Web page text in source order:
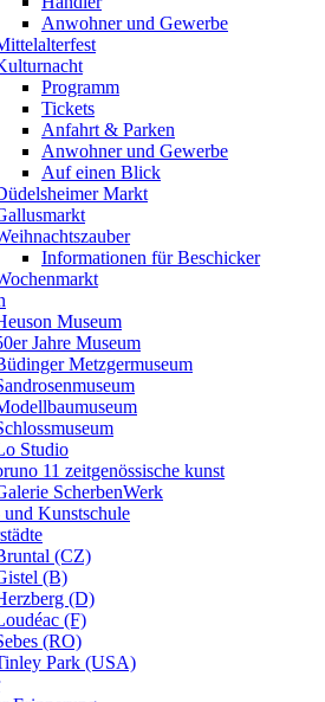
Anwohner und Gewerbe
Programm
Tickets
Anfahrt & Parken
Anwohner und Gewerbe
Auf einen Blick
Markt
Informationen für Beschicker
Museum
Jahre Museum
Metzgermuseum
Studio
11 zeitgenössische kunst
ScherbenWerk
Kunstschule
(CZ)
(B)
(D)
(F)
(RO)
Park (USA)